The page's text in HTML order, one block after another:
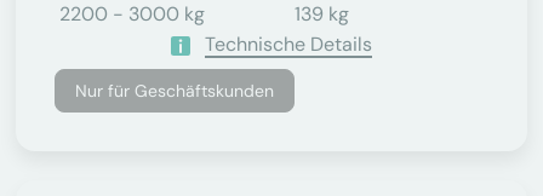
2200 - 3000 kg
139 kg
Technische Details
Nur für Geschäftskunden